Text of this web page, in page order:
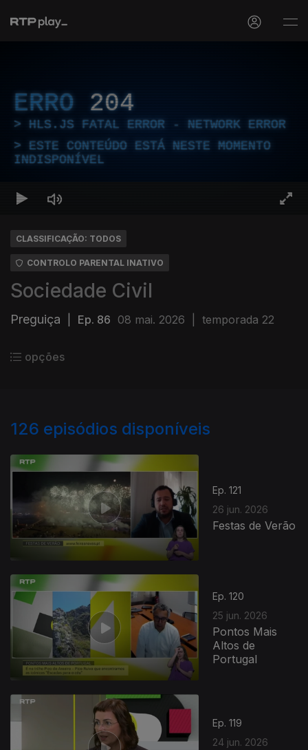
ERRO 204
HLS.JS FATAL ERROR - NETWORK ERROR
ESTE CONTEÚDO ESTÁ NESTE MOMENTO
INDISPONÍVEL
CLASSIFICAÇÃO: TODOS
CONTROLO PARENTAL INATIVO
Sociedade Civil
Preguiça Ep. 86 08 mai. 2026 temporada 22
opções
126 episódios disponíveis
Ep. 121
26 jun. 2026
Festas de Verão
Ep. 120
25 jun. 2026
Pontos Mais
Altos de
Portugal
Ep. 119
24 jun. 2026